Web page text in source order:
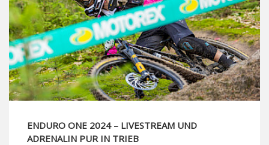
ENDURO ONE 2024 – LIVESTREAM UND
ADRENALIN PUR IN TRIEB